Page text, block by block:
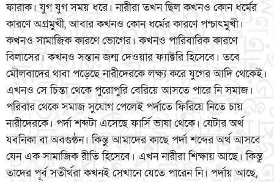
ফারাক। যুগ যুগ সময় ধরে। নারীরা তখন ছিল কখনও কোন ধর্মের
কারণে অগ্রমুখী, আবার কখনও কোন ধর্মের কারণে পশ্চাৎমুখী।
কখনও সামাজিক কারণে ভোগের। কখনও পারিবারিক কারণে
বিলাসের। কখনও সন্তান জন্ম দেওয়ার ফ্যাক্টরি হিসেবে। তবে
মৌলবাদের থাবা পড়েছে নারীদেরকে লক্ষ্য করে যুগের আদি থেকেই।
এখনও সে চিন্তা থেকে পুরোপুরি বেরিয়ে আসতে পারে নি সমাজ।
পরিবার থেকে সমাজ সুযোগ পেলেই পর্দাতে ফিরিয়ে নিতে চায়
নারীদেরকে। পর্দা শব্দটা এসেছে ফার্সি ভাষা থেকে। যেটার অর্থ
যবনিকা বা অবগুন্ঠন। কিন্তু আমাদের কাছে পর্দা শব্দের অর্থ আসবে
যেন এক সামাজিক রীতি হিসেবে। এখন নারীরা শিক্ষায় আছে। কিন্তু
তাদের পূর্ব সতীর্থরা কখনই সেখানে যেতে পারেন নি। পর্দায় আছে,